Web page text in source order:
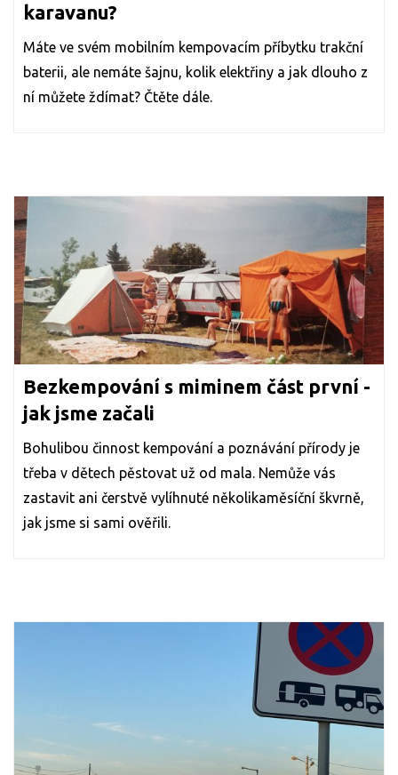
karavanu?
Máte ve svém mobilním kempovacím příbytku trakční
baterii, ale nemáte šajnu, kolik elektřiny a jak dlouho z
ní můžete ždímat? Čtěte dále.
Bezkempování s miminem část první -
jak jsme začali
Bohulibou činnost kempování a poznávání přírody je
třeba v dětech pěstovat už od mala. Nemůže vás
zastavit ani čerstvě vylíhnuté několikaměsíční škvrně,
jak jsme si sami ověřili.